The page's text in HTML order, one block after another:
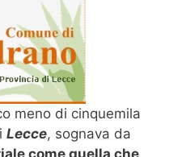
meno di cinquemila
Lecce, sognava da
come quella che